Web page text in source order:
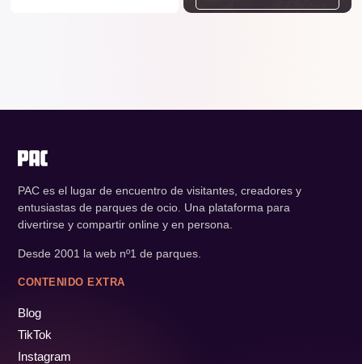
PAC es el lugar de encuentro de visitantes, creadores y
entusiastas de parques de ocio. Una plataforma para
divertirse y compartir online y en persona.
Desde 2001 la web nº1 de parques.
CONTENIDO EXTRA
Blog
TikTok
Instagram